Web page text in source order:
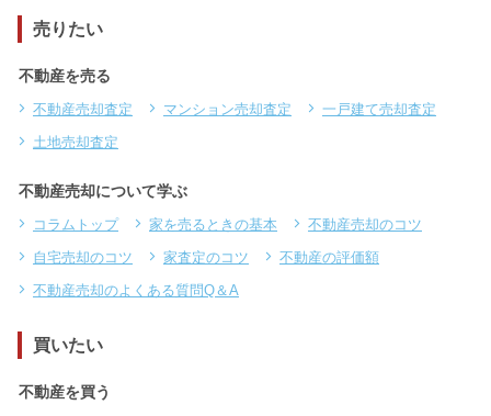
売りたい
不動産を売る
不動産売却査定 マンション売却査定
一戸建て売却査定
土地売却査定
不動産売却について学ぶ
コラムトップ 家を売るときの基本
不動産売却のコツ
自宅売却のコツ
家査定のコツ
不動産の評価額
不動産売却のよくある質問Q＆A
買いたい
不動産を買う